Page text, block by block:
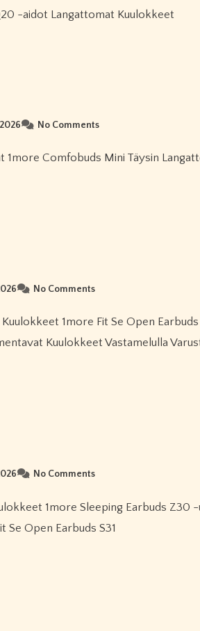
-aidot Langattomat Kuulokkeet
No Comments
No Comments
Kuulokkeet Vastamelulla
No Comments
Se Open Earbuds S31